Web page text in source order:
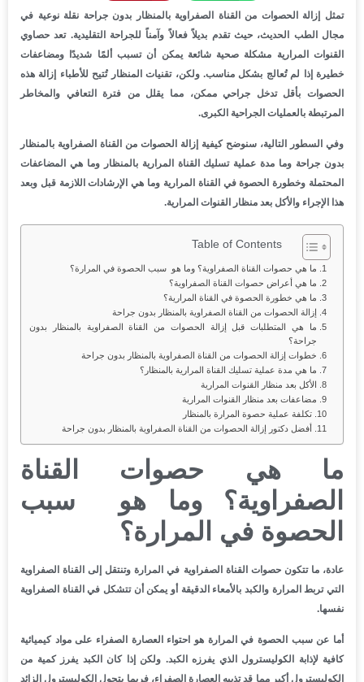
تمثل إزالة الحصوات من القناة الصفراوية بالمنظار بدون جراحة نقلة نوعية في
مجال الطب الحديث، حيث تقدم بديلاً فعالاً وآمناً للجراحة التقليدية. تعد حصاوي
القنوات المرارية مشكلة صحية شائعة يمكن أن تسبب ألمًا شديدًا ومضاعفات
خطيرة إذا لم تُعالج بشكل مناسب. ولكن، تقنيات المنظار تُتيح للأطباء إزالة هذه
الحصوات بأقل تدخل جراحي ممكن، مما يقلل من فترة التعافي والمخاطر
المرتبطة بالعمليات الجراحية الكبرى.
وفي السطور التالية، سنوضح كيفية إزالة الحصوات من القناة الصفراوية بالمنظار
بدون جراحة وما مدة عملية تسليك القناة المرارية بالمنظار وما هي المضاعفات
المحتملة وخطورة الحصوة في القناة المرارية وما هي الإرشادات اللازمة قبل وبعد
هذا الإجراء والأكل بعد منظار القنوات المرارية.
Table of Contents
ما هي حصوات القناة الصفراوية؟ وما هو سبب الحصوة في المرارة؟
ما هي أعراض حصوات القناة الصفراوية؟
ما هي خطورة الحصوة في القناة المرارية؟
إزالة الحصوات من القناة الصفراوية بالمنظار بدون جراحة
ما هي المتطلبات قبل إزالة الحصوات من القناة الصفراوية بالمنظار بدون
جراحة؟
خطوات إزالة الحصوات من القناة الصفراوية بالمنظار بدون جراحة
ما هي مدة عملية تسليك القناة المرارية بالمنظار؟
الأكل بعد منظار القنوات المرارية
مضاعفات بعد منظار القنوات المرارية
تكلفة عملية حصوة المرارة بالمنظار
أفضل دكتور إزالة الحصوات من القناة الصفراوية بالمنظار بدون جراحة
ما هي حصوات القناة
الصفراوية؟ وما هو سبب
الحصوة في المرارة؟
عادة، ما تتكون حصوات القناة الصفراوية في المرارة وتنتقل إلى القناة الصفراوية
التي تربط المرارة والكبد بالأمعاء الدقيقة أو يمكن أن تتشكل في القناة الصفراوية
نفسها.
أما عن سبب الحصوة في المرارة هو احتواء العصارة الصفراء على مواد كيميائية
كافية لإذابة الكوليسترول الذي يفرزه الكبد. ولكن إذا كان الكبد يفرز كمية من
الكوليسترول أكبر مما قد تذيبه العصارة الصفراء، فربما يتحول الكوليسترول الزائد